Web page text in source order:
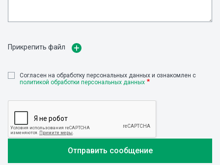
Прикрепить файл
Cогласен на обработку персональных данных и ознакомлен с
политикой обработки персональных данных